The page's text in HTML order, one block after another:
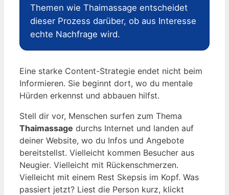
Themen wie Thaimassage entscheidet
dieser Prozess darüber, ob aus Interesse
echte Nachfrage wird.
Eine starke Content-Strategie endet nicht beim
Informieren. Sie beginnt dort, wo du mentale
Hürden erkennst und abbauen hilfst.
Stell dir vor, Menschen surfen zum Thema
Thaimassage durchs Internet und landen auf
deiner Website, wo du Infos und Angebote
bereitstellst. Vielleicht kommen Besucher aus
Neugier. Vielleicht mit Rückenschmerzen.
Vielleicht mit einem Rest Skepsis im Kopf. Was
passiert jetzt? Liest die Person kurz, klickt